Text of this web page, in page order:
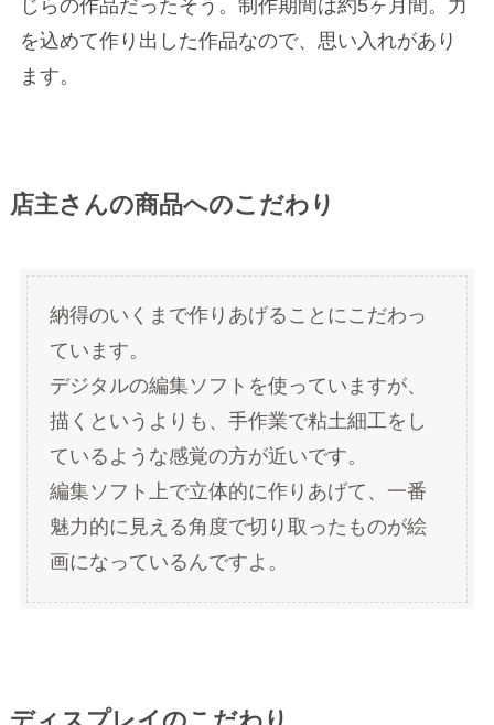
じらの作品だったそう。制作期間は約5ヶ月間。力
を込めて作り出した作品なので、思い入れがあり
ます。
店主さんの商品へのこだわり
納得のいくまで作りあげることにこだわっ
ています。
デジタルの編集ソフトを使っていますが、
描くというよりも、手作業で粘土細工をし
ているような感覚の方が近いです。
編集ソフト上で立体的に作りあげて、一番
魅力的に見える角度で切り取ったものが絵
画になっているんですよ。